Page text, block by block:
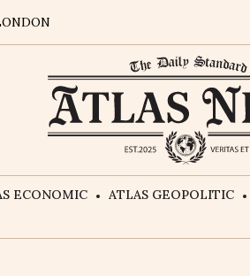
ECONOMIC ATLAS GEOPOLITIC